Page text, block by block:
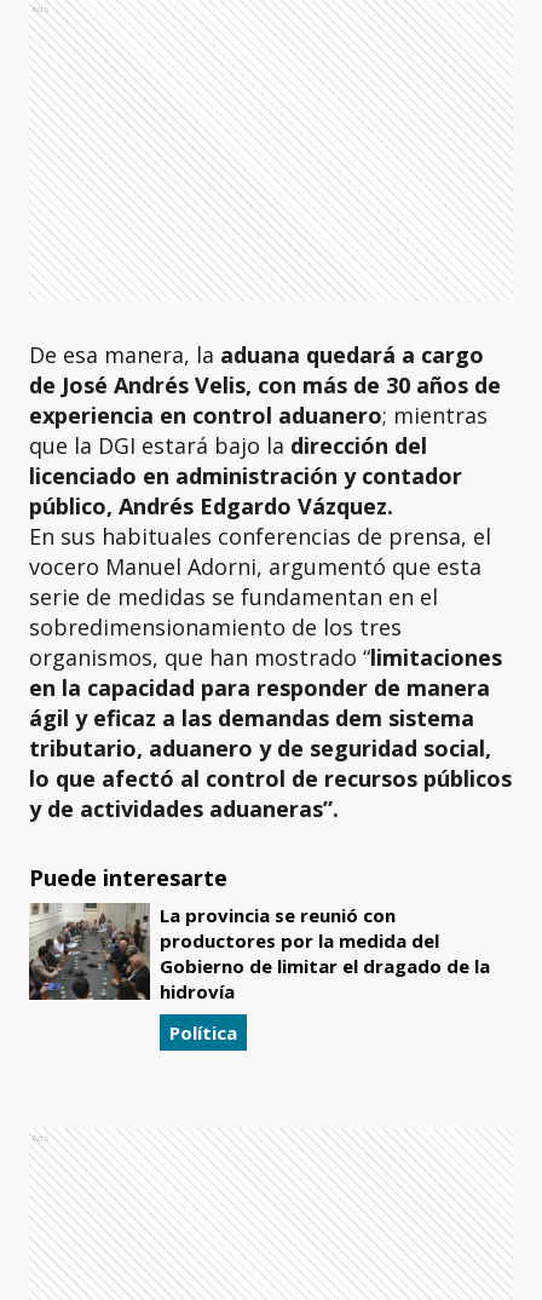
Ads
De esa manera, la aduana quedará a cargo
de José Andrés Velis, con más de 30 años de
experiencia en control aduanero; mientras
que la DGI estará bajo la dirección del
licenciado en administración y contador
público, Andrés Edgardo Vázquez.
En sus habituales conferencias de prensa, el
vocero Manuel Adorni, argumentó que esta
serie de medidas se fundamentan en el
sobredimensionamiento de los tres
organismos, que han mostrado “limitaciones
en la capacidad para responder de manera
ágil y eficaz a las demandas dem sistema
tributario, aduanero y de seguridad social,
lo que afectó al control de recursos públicos
y de actividades aduaneras”.
Puede interesarte
La provincia se reunió con
productores por la medida del
Gobierno de limitar el dragado de la
hidrovía
Política
Ads